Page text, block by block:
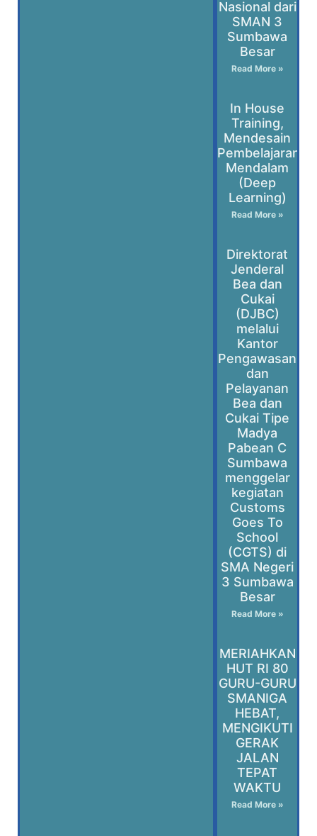
Nasional dari
SMAN 3
Sumbawa
Besar
Read More »
In House
Training,
Mendesain
Pembelajaran
Mendalam
(Deep
Learning)
Read More »
Direktorat
Jenderal
Bea dan
Cukai
(DJBC)
melalui
Kantor
Pengawasan
dan
Pelayanan
Bea dan
Cukai Tipe
Madya
Pabean C
Sumbawa
menggelar
kegiatan
Customs
Goes To
School
(CGTS) di
SMA Negeri
3 Sumbawa
Besar
Read More »
MERIAHKAN
HUT RI 80
GURU-GURU
SMANIGA
HEBAT,
MENGIKUTI
GERAK
JALAN
TEPAT
WAKTU
Read More »